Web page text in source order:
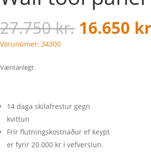
27.750kr. 16.650
Vörunúmer: 34300
Væntanlegt
14 daga skilafrestur gegn
kvittun
Frír flutningskostnaður ef keypt
er fyrir 20.000 kr í vefverslun.